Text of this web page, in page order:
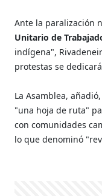
Ante la paralización
Unitario de
indígena",
protestas se
La Asamblea,
"una hoja de ruta"
con comunidades
lo que denominó